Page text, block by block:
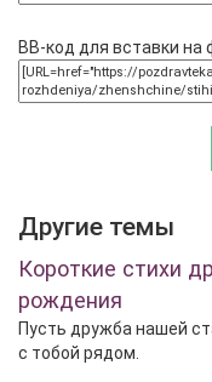
BB-код для вставки на
Другие темы
Короткие стихи
рождения
Пусть дружба нашей
с тобой рядом.